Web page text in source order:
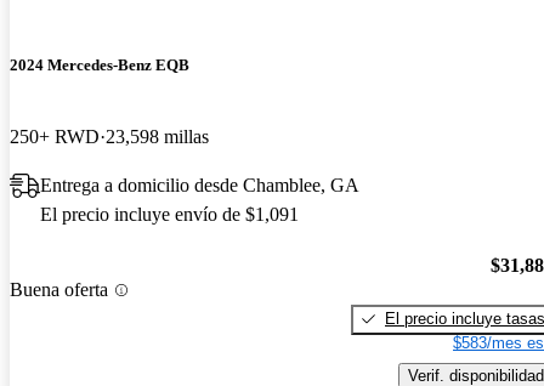
2024 Mercedes-Benz EQB
250+ RWD 23,598 millas
Entrega a domicilio desde Chamblee, GA
El precio incluye envío de $1,091
Buena oferta
El precio incluye tasas
$583/mes
Verif. disponibilidad